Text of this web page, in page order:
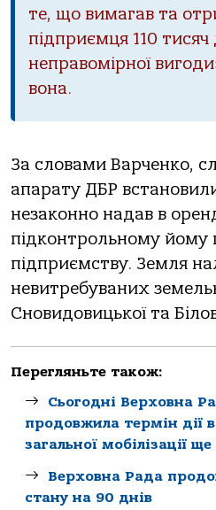
те, що вимагав та
підприємця 110 тисяч
неправомірної
вона.
За словами Варченко,
апарату ДБР
незаконно надав в
підконтрольному йому
підприємству. Земля
невитребуваних
Сновидовицької та
Перегляньте також:
Сьогодні Верховна
продовжила термін дії
загальної мобілізації
Верховна Рада
стану на 90 днів